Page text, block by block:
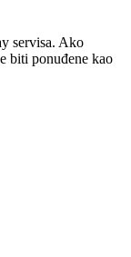
servisa. Ako
biti ponuđene kao